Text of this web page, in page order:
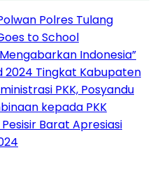
Polres Tulang
to School
Indonesia”
2024 Tingkat Kabupaten
PKK, Posyandu
kepada PKK
Pesisir Barat Apresiasi